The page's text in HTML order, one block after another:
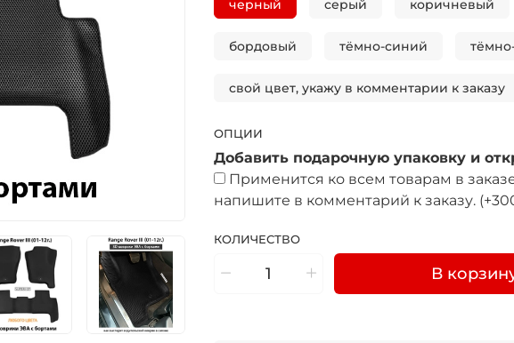
КОЛИЧЕСТВО
В
черный серый коричневый
бордовый тёмно-синий
свой цвет, укажу в комментарии к заказу
ОПЦИИ
Добавить подарочную упаковку и
Применится ко всем товарам в
напишите в комментарий к заказу. (+